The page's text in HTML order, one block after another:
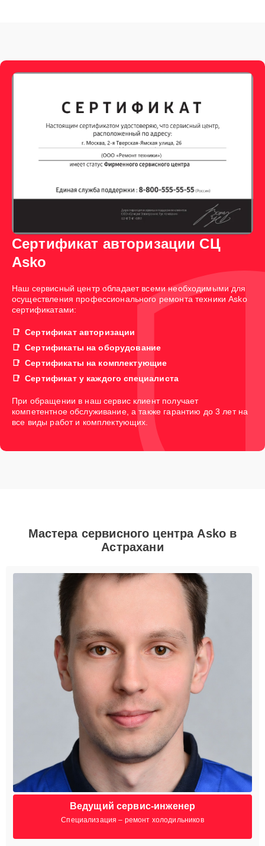
Сертификат авторизации СЦ
Asko
Наш сервисный центр обладает всеми необходимыми для
осуществления профессионального ремонта техники Asko
сертификатами:
Сертификат авторизации
Сертификаты на оборудование
Сертификаты на комплектующие
Сертификат у каждого специалиста
При обращении в наш сервис клиент получает
компетентное обслуживание, а также гарантию до 3 лет на
все виды работ и комплектующих.
Мастера сервисного центра Asko в
Астрахани
Ведущий сервис-инженер
Специализация – ремонт холодильников